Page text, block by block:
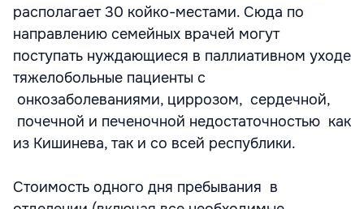
располагает 30 койко-местами. Сюда по
направлению семейных врачей могут
поступать нуждающиеся в паллиативном уходе
тяжелобольные пациенты с
онкозаболеваниями, циррозом, сердечной,
почечной и печеночной недостаточностью как
из Кишинева, так и со всей республики.
Стоимость одного дня пребывания в